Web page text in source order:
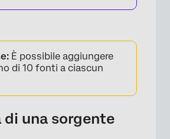
×
È possibile aggiungere
di 10 fonti a ciascun
una sorgente